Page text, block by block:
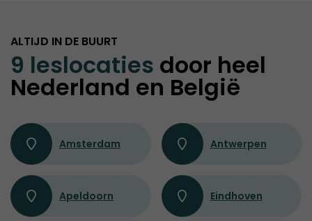
ALTIJD IN DE BUURT
9 leslocaties door heel
Nederland en België
Amsterdam Antwerpen
Apeldoorn Eindhoven